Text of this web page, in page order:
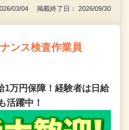
03/04 掲載終了日： 2026/09/30
ンス検査作業員
1万円保障！経験者は日給
活躍中！